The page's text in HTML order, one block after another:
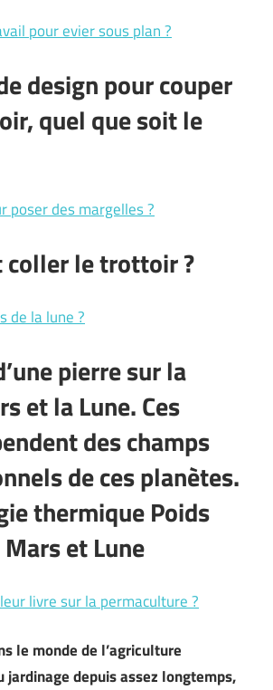
pour evier sous plan ?
design pour couper
quel que soit le
poser des margelles ?
coller le trottoir ?
de la lune ?
pierre sur la
et la Lune. Ces
des champs
de ces planètes.
thermique Poids
et Lune
livre sur la permaculture ?
le monde de l’agriculture
jardinage depuis assez longtemps,